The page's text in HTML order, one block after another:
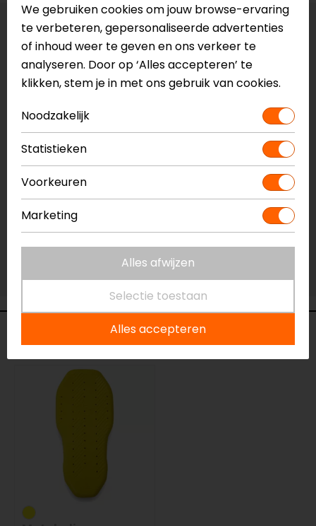
Maat:S
Laatst beschikbare maat!
Vestiging Apeldoorn
Niet op voorraad
Vestiging Breda
Niet op voorraad
Vestiging Capelle a/d IJssel
Beperkte voorraad
Vestiging Eindhoven
Niet op voorraad
Niet op voorraad
We gebruiken cookies om jouw browse-ervaring
te verbeteren, gepersonaliseerde advertenties
of inhoud weer te geven en ons verkeer te
analyseren. Door op ‘Alles accepteren’ te
klikken, stem je in met ons gebruik van cookies.
Noodzakelijk
Statistieken
Voorkeuren
Marketing
Alles afwijzen
Selectie toestaan
Alles accepteren